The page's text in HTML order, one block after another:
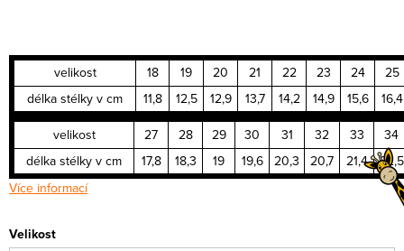
velikost 18 19 20 21 22 23 24
25
délka stélky v cm
11,8 12,5 12,9 13,7 14,2 14,9 15,6
16,4
velikost
27 28 29 30 31 32 33
34
délka stélky v cm
17,8 18,3 19 19,6 20,3 20,7 21,4
22,5
Více informací
Velikost